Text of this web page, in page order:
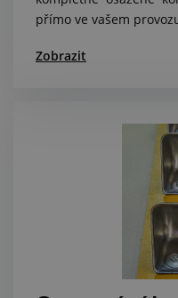
přímo ve vašem
Zobrazit